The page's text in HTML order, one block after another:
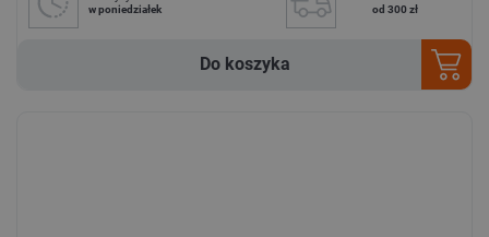
w poniedziałek
od 300 zł
Do koszyka